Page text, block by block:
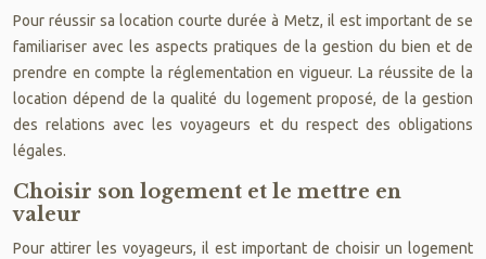
Pour réussir sa location courte durée à Metz, il est important de se
familiariser avec les aspects pratiques de la gestion du bien et de
prendre en compte la réglementation en vigueur. La réussite de la
location dépend de la qualité du logement proposé, de la gestion
des relations avec les voyageurs et du respect des obligations
légales.
Choisir son logement et le mettre en
valeur
Pour attirer les voyageurs, il est important de choisir un logement